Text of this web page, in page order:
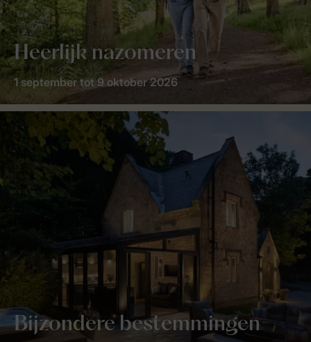
Heerlijk nazomeren
1 september tot 9 oktober 2026
Bijzondere bestemmingen